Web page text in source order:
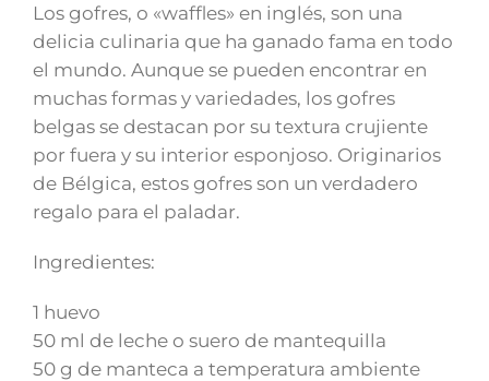
Los gofres, o «waffles» en inglés, son una
delicia culinaria que ha ganado fama en todo
el mundo. Aunque se pueden encontrar en
muchas formas y variedades, los gofres
belgas se destacan por su textura crujiente
por fuera y su interior esponjoso. Originarios
de Bélgica, estos gofres son un verdadero
regalo para el paladar.
Ingredientes:
1 huevo
50 ml de leche o suero de mantequilla
50 g de manteca a temperatura ambiente